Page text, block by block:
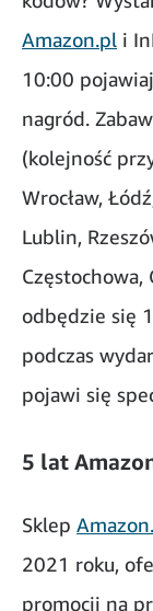
Amazon.pl i
10:00
nagród.
(kolejność
Wrocław,
Lublin,
Częstochowa,
odbędzie się
podczas
pojawi się
5 lat
Sklep
2021 roku,
promocji na